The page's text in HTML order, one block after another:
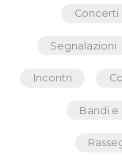
Concerti
Segnalazioni
Incontri
Bandi